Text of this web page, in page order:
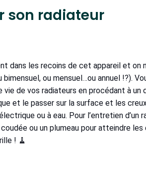
son radiateur
dans les recoins de cet appareil et on
bimensuel, ou mensuel…ou annuel !?).
de vos radiateurs en procédant à un
et le passer sur la surface et les
ou à eau. Pour l’entretien d’un
ou un plumeau pour atteindre
! 🧹